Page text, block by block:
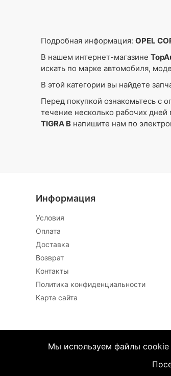
Подробная информация: OPEL
В нашем интернет-магазине
искать по марке автомобиля,
В этой категории вы найдете
Перед покупкой ознакомьтесь с
течение несколько рабочих дней
TIGRA B напишите нам по
Информация
Условия
Oплата
Доставка
Возврат
Kонтакты
Политика конфиденциальности
Карта сайта
Мы используем файлы cookie